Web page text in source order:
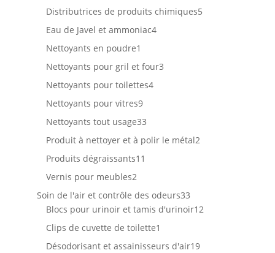
produit
Distributrices de produits chimiques55
Eau de Javel et ammoniac44
Nettoyants en poudre1
produit
Nettoyants pour gril et four33
Nettoyants pour toilettes44
Nettoyants pour vitres99
produits
Nettoyants tout usage3333
produits
Produit à nettoyer et à polir le métal22
Produits dégraissants11
Vernis pour meubles22
produits
Soin de l'air et contrôle des odeurs3333
produits
Blocs pour urinoir et tamis d'urinoir1212
Clips de cuvette de toilette1
produit
Désodorisant et assainisseurs d'air1919